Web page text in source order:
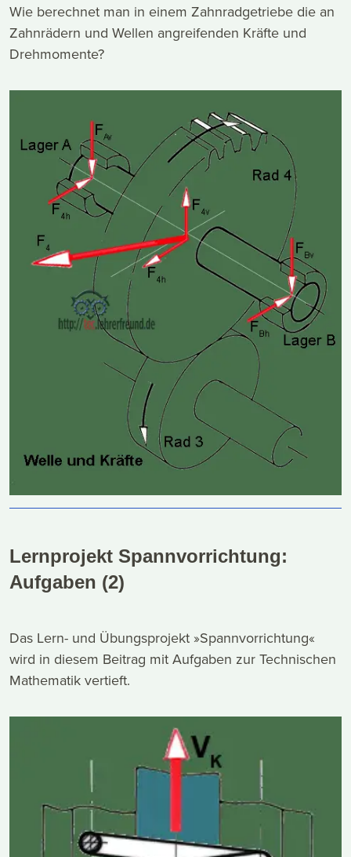
Wie berechnet man in einem Zahnradgetriebe die an
Zahnrädern und Wellen angreifenden Kräfte und
Drehmomente?
Lernprojekt Spannvorrichtung:
Aufgaben (2)
Das Lern- und Übungsprojekt »Spannvorrichtung«
wird in diesem Beitrag mit Aufgaben zur Technischen
Mathematik vertieft.